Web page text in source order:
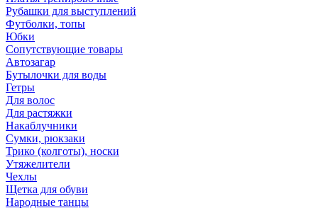
Рубашки для выступлений
Футболки, топы
Юбки
Сопутствующие товары
Автозагар
Бутылочки для воды
Гетры
Для волос
Для растяжки
Накаблучники
Сумки, рюкзаки
Трико (колготы), носки
Утяжелители
Чехлы
Щетка для обуви
Народные танцы